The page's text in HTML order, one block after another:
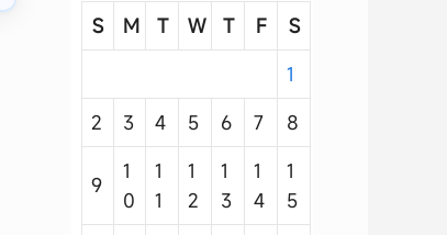
S
M T W T F
S
1
2
3 4 5 6 7 8
9
1
0
1
1
1
2
1
3
1
4
1
5